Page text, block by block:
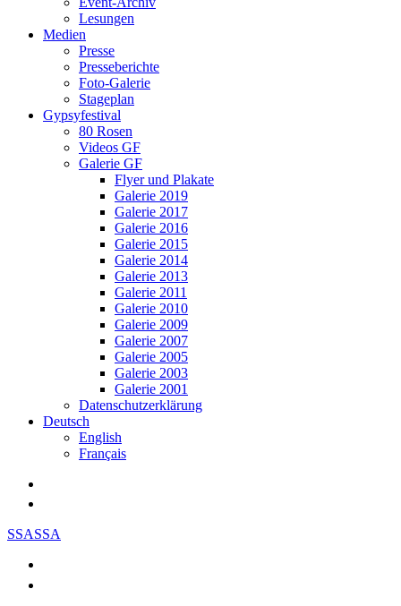
Lesungen
Medien
Presse
Presseberichte
Foto-Galerie
Stageplan
Gypsyfestival
80 Rosen
Videos GF
Galerie GF
Flyer und Plakate
Galerie 2019
Galerie 2017
Galerie 2016
Galerie 2015
Galerie 2014
Galerie 2013
Galerie 2011
Galerie 2010
Galerie 2009
Galerie 2007
Galerie 2005
Galerie 2003
Galerie 2001
Datenschutzerklärung
Deutsch
English
Français
SSASSA